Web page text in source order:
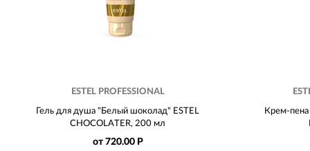
ESTEL PROFESSIONAL
Гель для душа "Белый шоколад" ESTEL
CHOCOLATER, 200 мл
от 720.00 Р
Крем-